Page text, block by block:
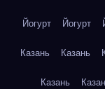
Йогурт Йогурт
Казань Казань
Казань